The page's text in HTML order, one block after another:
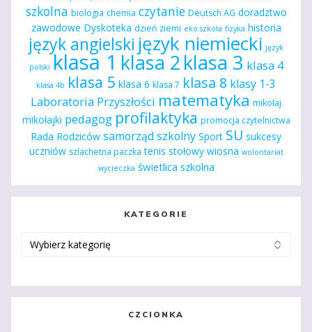
szkolna biologia chemia czytanie Deutsch AG doradztwo
zawodowe Dyskoteka dzień ziemi eko szkoła fizyka historia
język angielski język niemiecki język
polski klasa 1 klasa 2klasa 3 klasa 4
klasa 4b klasa 5 klasa 6 klasa 7 klasa 8 klasy 1-3
Laboratoria Przyszłości matematyka mikołaj
mikołajki pedagog profilaktyka promocja czytelnictwa
Rada Rodziców samorząd szkolny Sport SU sukcesy
uczniów szlachetna paczka tenis stołowy wiosna wolontariat
wycieczka świetlica szkolna
KATEGORIE
CZCIONKA